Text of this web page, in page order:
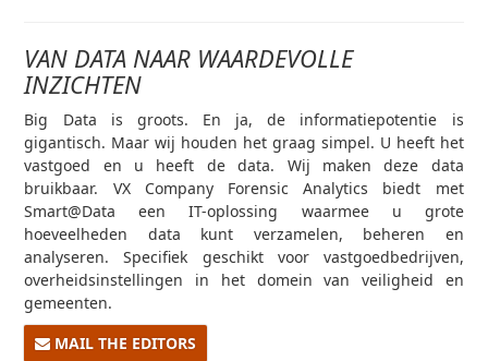
VAN DATA NAAR WAARDEVOLLE
INZICHTEN
Big Data is groots. En ja, de informatiepotentie is
gigantisch. Maar wij houden het graag simpel. U heeft het
vastgoed en u heeft de data. Wij maken deze data
bruikbaar. VX Company Forensic Analytics biedt met
Smart@Data een IT-oplossing waarmee u grote
hoeveelheden data kunt verzamelen, beheren en
analyseren. Specifiek geschikt voor vastgoedbedrijven,
overheidsinstellingen in het domein van veiligheid en
gemeenten.
MAIL THE EDITORS